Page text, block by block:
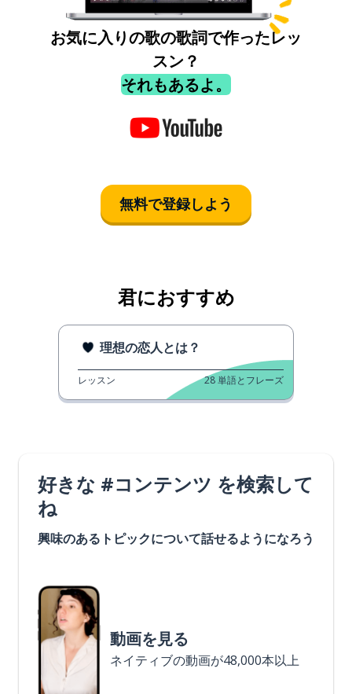
お気に入りの歌の歌詞で作ったレッ
スン？
それもあるよ。
無料で登録しよう
君におすすめ
理想の恋人とは？
レッスン 28単語とフレーズ
好きな #コンテンツ を検索して
ね
興味のあるトピックについて話せるようになろう
動画を見る
ネイティブの動画が48,000本以上